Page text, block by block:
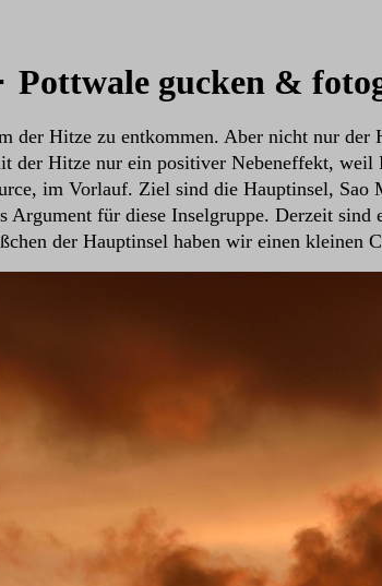
Pottwale gucken &
der Hitze zu entkommen. Aber nicht nur
der Hitze nur ein positiver Nebeneffekt,
im Vorlauf. Ziel sind die Hauptinsel,
Argument für diese Inselgruppe. Derzeit
der Hauptinsel haben wir einen kleinen